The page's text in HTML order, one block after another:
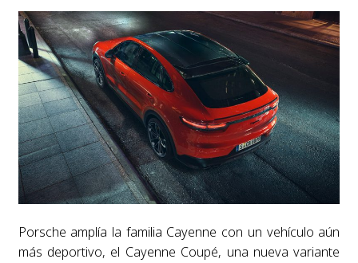
Porsche amplía la familia Cayenne con un vehículo aún
más deportivo, el Cayenne Coupé, una nueva variante